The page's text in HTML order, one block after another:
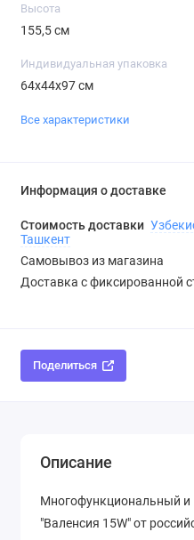
Высота
155,5 см
Индивидуальная упаковка
64х44х97 см
Все характеристики
Информация о доставке
Стоимость доставки
Ташкент
Самовывоз из магазина
Доставка с фиксированной
Поделиться
Описание
Многофункциональный
"Валенсия 15W" от